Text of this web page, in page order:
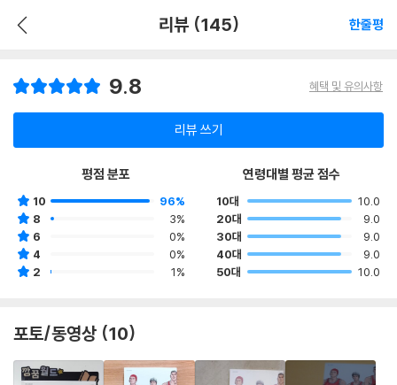
리뷰 (145) 한줄평
9.8 혜택 및 유의사항
리뷰 쓰기
평점 분포
10
96%
8
3%
6
0%
4
0%
2
1%
연령대별 평균 점수
10대
10.0
20대
9.0
30대
9.0
40대
9.0
50대
10.0
포토/동영상 (10)